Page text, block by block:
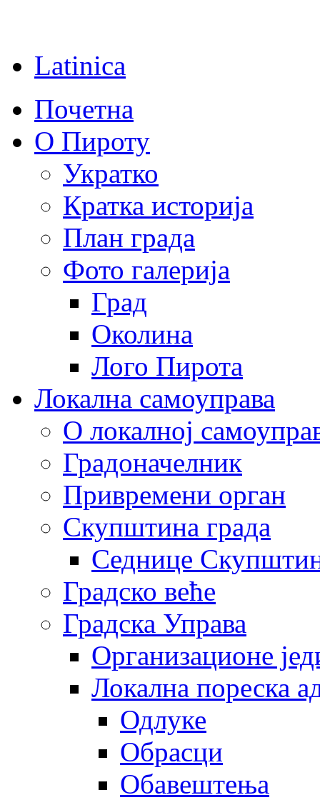
Latinica
Почетна
О Пироту
Укратко
Кратка историја
План града
Фото галерија
Град
Околина
Лого Пирота
Локална самоуправа
О локалној
Градоначелник
Привремени орган
Скупштина града
Седнице
Градско веће
Градска Управа
Организационе
Локална пореска
Одлуке
Обрасци
Обавештења